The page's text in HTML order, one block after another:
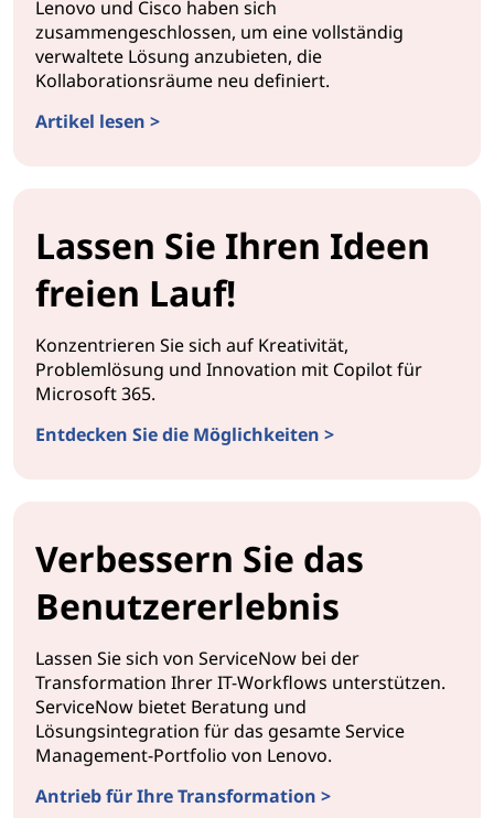
Lenovo und Cisco haben sich
zusammengeschlossen, um eine vollständig
verwaltete Lösung anzubieten, die
Kollaborationsräume neu definiert.
Artikel lesen >
Lassen Sie Ihren Ideen
freien Lauf!
Konzentrieren Sie sich auf Kreativität,
Problemlösung und Innovation mit Copilot für
Microsoft 365.
Entdecken Sie die Möglichkeiten >
Verbessern Sie das
Benutzererlebnis
Lassen Sie sich von ServiceNow bei der
Transformation Ihrer IT-Workflows unterstützen.
ServiceNow bietet Beratung und
Lösungsintegration für das gesamte Service
Management-Portfolio von Lenovo.
Antrieb für Ihre Transformation >